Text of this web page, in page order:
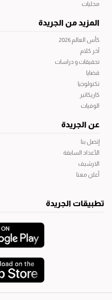
محليات
المزيد من الجريدة
كأس العالم 2026
آخر كلام
تحقيقات و دراسات
قضايا
تكنولوجيا
كاريكاتير
الوفيات
عن الجريدة
إتصل بنا
الأعداد السابقة
الارشيف
أعلن معنا
تطبيقات الجريدة